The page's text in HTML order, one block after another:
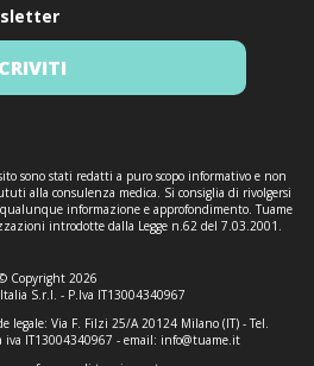
sono stati redatti a puro scopo informativo e non
alla consulenza medica. Si consiglia di rivolgersi
informazione e approfondimento. Tuame
introdotte dalla Legge n.62 del 7.03.2001.
Copyright 2026
S.r.l. - P.Iva IT13004340967
legale: Via F. Filzi 25/A 20124 Milano (IT) - Tel.
IT13004340967 - email: info@tuame.it